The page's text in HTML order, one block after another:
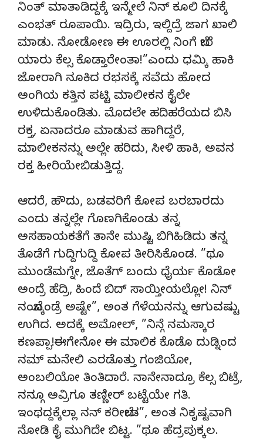
ನಿಂತ್ ಮಾತಾಡಿದ್ದಕ್ಕೆ ಇನ್ಮೇಲೆ ನಿನ್ ಕೂಲಿ ದಿನಕ್ಕೆ
ಎಂಭತ್ ರೂಪಾಯಿ. ಇದ್ರಿರು, ಇಲ್ದಿದ್ರೆ ಜಾಗ ಖಾಲಿ
ಮಾಡು. ನೋಡೋಣ ಈ ಊರಲ್ಲಿ ನಿಂಗೆ ಬೇರೆ
ಯಾರು ಕೆಲ್ಸ ಕೊಡ್ತಾರೇಂತಾ!”ಎಂದು ಧಮ್ಕಿ ಹಾಕಿ
ಜೋರಾಗಿ ನೂಕಿದ ರಭಸಕ್ಕೆ ಸವೆದು ಹೋದ
ಅಂಗಿಯ ಕತ್ತಿನ ಪಟ್ಟಿ ಮಾಲೀಕನ ಕೈಲೇ
ಉಳಿದುಕೊಂಡಿತು. ಮೊದಲೇ ಹದಿಹರೆಯದ ಬಿಸಿ
ರಕ್ತ, ಏನಾದರೂ ಮಾಡುವ ಹಾಗಿದ್ದರೆ,
ಮಾಲೀಕನನ್ನು ಅಲ್ಲೇ ಹರಿದು, ಸೀಳಿ ಹಾಕಿ, ಅವನ
ರಕ್ತ ಹೀರಿಯೇಬಿಡುತ್ತಿದ್ದ.
ಆದರೆ, ಹೌದು, ಬಡವರಿಗೆ ಕೋಪ ಬರಬಾರದು
ಎಂದು ತನ್ನಲ್ಲೇ ಗೊಣಗಿಕೊಂಡು ತನ್ನ
ಅಸಹಾಯಕತೆಗೆ ತಾನೇ ಮುಷ್ಟಿ ಬಿಗಿಹಿಡಿದು ತನ್ನ
ತೊಡೆಗೆ ಗುದ್ದಿಗುದ್ದಿ ಕೋಪ ತೀರಿಸಿಕೊಂಡ. ”ಥೂ
ಮುಂಡೆಮಗ್ನೇ, ಜೊತೆಗ್ ಬಂದು ಧೈರ್ಯ ಕೊಡೋ
ಅಂದ್ರೆ ಹೆದ್ರಿ, ಹಿಂದೆ ಬಿದ್ ಸಾಯ್ತೀಯಲ್ಲೋ! ನಿನ್
ನಂಬ್ಕೊಂಡ್ರೆ ಅಷ್ಟೇ”, ಅಂತ ಗೆಳೆಯನನ್ನು ಆಗುವಷ್ಟು
ಉಗಿದ. ಅದಕ್ಕೆ ಅಮೋಲ್, ”ನಿನ್ಗೆ ನಮಸ್ಕಾರ
ಕಣಪ್ಪಾ!ಈಗೇನೋ ಈ ಮಾಲಿಕ ಕೊಡೊ ದುಡ್ನಿಂದ
ನಮ್ ಮನೇಲಿ ಎರಡೊತ್ತು ಗಂಜಿಯೋ,
ಅಂಬಲಿಯೋ ತಿಂತಿದಾರೆ. ನಾನೇನಾದ್ರೂ ಕೆಲ್ಸ ಬಿಟ್ರೆ,
ನನ್ಗೂ ಅವ್ರಿಗೂ ತಣ್ಣೀರ್ ಬಟ್ಟೆಯೇ ಗತಿ.
ಇಂಥದ್ದಕ್ಕೆಲ್ಲಾ ನನ್ ಕರೀಬೇಡ”, ಅಂತ ನಿಕೃಷ್ಟವಾಗಿ
ನೋಡಿ ಕೈ ಮುಗಿದೇ ಬಿಟ್ಟ. ”ಥೂ ಹೆದ್ರಪುಕ್ಕಲ.